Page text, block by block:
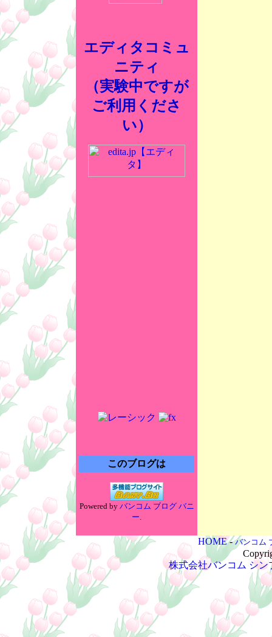
エディタコミュ
ニティ
（実験中ですが
ご利用くださ
い）
このブログは
Powered by バンコム ブログ バニ
ー.
HOME-バンコム
株式会社バンコム シン